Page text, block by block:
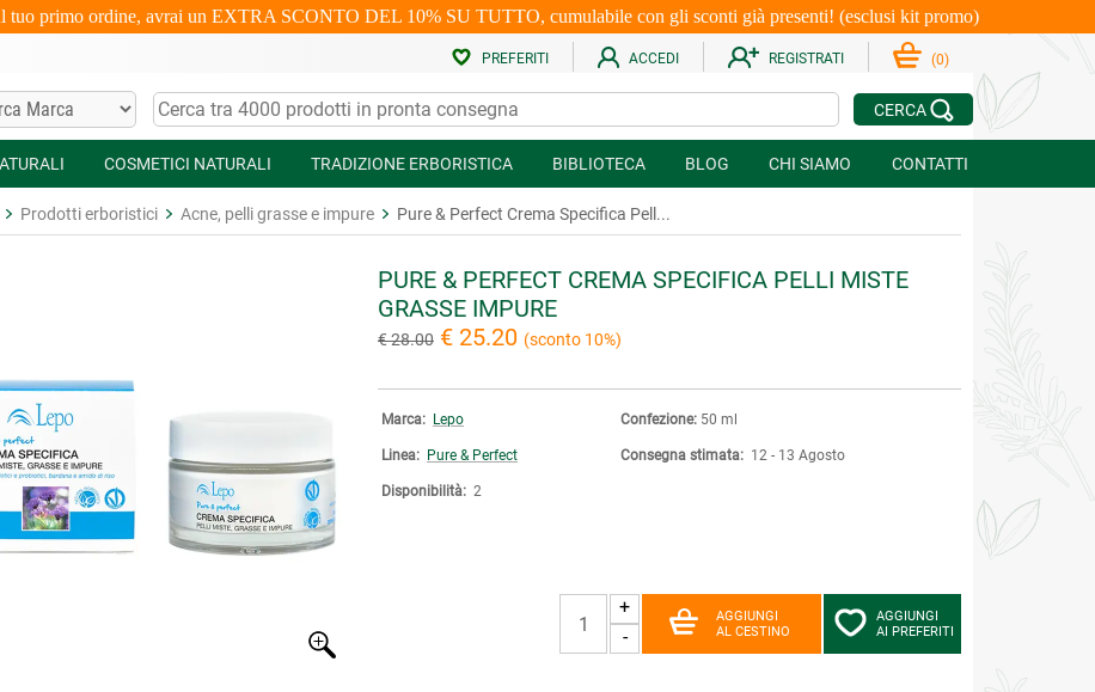
tuo primo ordine, avrai un EXTRA SCONTO DEL 10% SU TUTTO, cumulabile con gli sconti già presenti! (esclusi kit promo)
PREFERITI ACCEDI REGISTRATI (0)
CERCA
COSMETICI NATURALI TRADIZIONE ERBORISTICA BIBLIOTECA BLOG CHI SIAMO CONTATTI
Prodotti erboristici Acne, pelli grasse e impure Pure & Perfect Crema Specifica Pell...
PURE & PERFECT CREMA SPECIFICA PELLI MISTE
GRASSE IMPURE
€ 28.00 € 25.20 (sconto 10%)
Marca: Lepo
Linea: Pure & Perfect
Disponibilità: 2
Confezione: 50 ml
Consegna stimata: 12 - 13 Agosto
+
-
AGGIUNGI
AL CESTINO
AGGIUNGI
AI PREFERITI